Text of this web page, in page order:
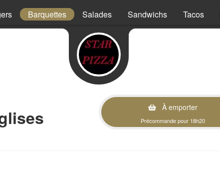
Barquettes Salades Sandwichs Tacos
À emporter
Précommande pour 18h20